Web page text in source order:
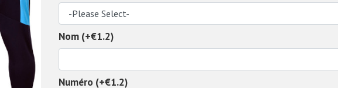
Nom (+€1.2)
Numéro (+€1.2)